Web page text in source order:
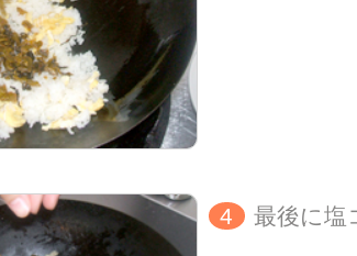
4 最後に塩